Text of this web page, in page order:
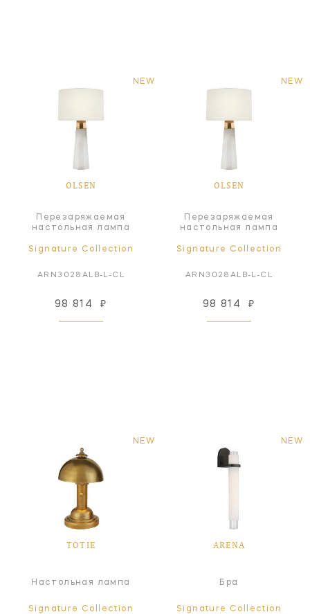
NEW
OLSEN
Перезаряжаемая
настольная лампа
Signature Collection
ARN3028ALB-L-CL
98 814 ₽
NEW
OLSEN
Перезаряжаемая
настольная лампа
Signature Collection
ARN3028ALB-L-CL
98 814 ₽
NEW
TOTIE
Настольная лампа
Signature Collection
NEW
ARENA
Бра
Signature Collection